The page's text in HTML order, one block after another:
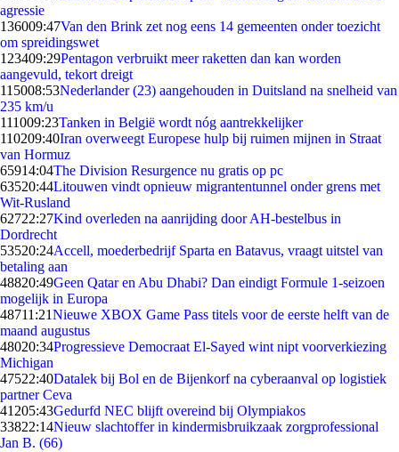
agressie
136009:47Van den Brink zet nog eens 14 gemeenten onder toezicht
om spreidingswet
123409:29Pentagon verbruikt meer raketten dan kan worden
aangevuld, tekort dreigt
115008:53Nederlander (23) aangehouden in Duitsland na snelheid van
235 km/u
111009:23Tanken in België wordt nóg aantrekkelijker
110209:40Iran overweegt Europese hulp bij ruimen mijnen in Straat
van Hormuz
65914:04The Division Resurgence nu gratis op pc
63520:44Litouwen vindt opnieuw migrantentunnel onder grens met
Wit-Rusland
62722:27Kind overleden na aanrijding door AH-bestelbus in
Dordrecht
53520:24Accell, moederbedrijf Sparta en Batavus, vraagt uitstel van
betaling aan
48820:49Geen Qatar en Abu Dhabi? Dan eindigt Formule 1-seizoen
mogelijk in Europa
48711:21Nieuwe XBOX Game Pass titels voor de eerste helft van de
maand augustus
48020:34Progressieve Democraat El-Sayed wint nipt voorverkiezing
Michigan
47522:40Datalek bij Bol en de Bijenkorf na cyberaanval op logistiek
partner Ceva
41205:43Gedurfd NEC blijft overeind bij Olympiakos
33822:14Nieuw slachtoffer in kindermisbruikzaak zorgprofessional
Jan B. (66)